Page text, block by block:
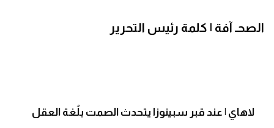
الصحـ آفة | كلمة رئيس التحرير
لاهاي | عند قبر سبينوزا يتحدث الصمت بلُغة العقل